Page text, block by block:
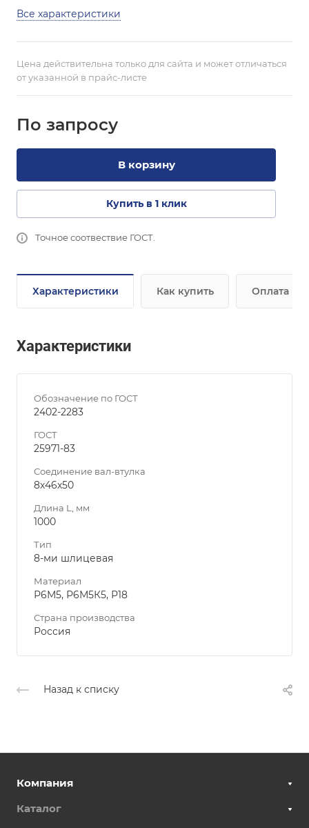
Все характеристики
Цена действительна только для сайта и может отличаться
от указанной в прайс-листе
По запросу
В корзину
Купить в 1 клик
Точное соотвествие ГОСТ.
Характеристики Как купить Оплата
Характеристики
Обозначение по ГОСТ
2402-2283
ГОСТ
25971-83
Соединение вал-втулка
8х46х50
Длина L, мм
1000
Тип
8-ми шлицевая
Материал
Р6М5, Р6М5К5, Р18
Страна производства
Россия
Назад к списку
Компания
Каталог